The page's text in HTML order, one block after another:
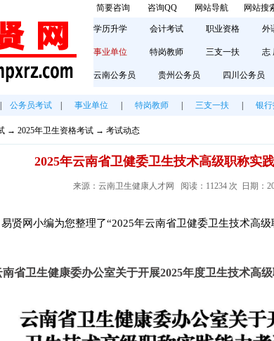
简要咨询 咨询QQ 网站导航 网站搜
学历升学 会计考试 职业资格 外
事业单位 特岗教师 三支一扶 志
云南公务员 贵州公务员 四川公务员
公务员考试 事业单位 特岗教师 三支一扶 银
→ 2025年卫生资格考试 → 考试动态
2025年云南省卫健委卫生技术高级职称实
来源：云南卫生健康人才网 阅读：11234 次 日期：
贤网小编为您整理了“2025年云南省卫健委卫生技术高
南省卫生健康委办公室关于开展2025年度卫生技术高